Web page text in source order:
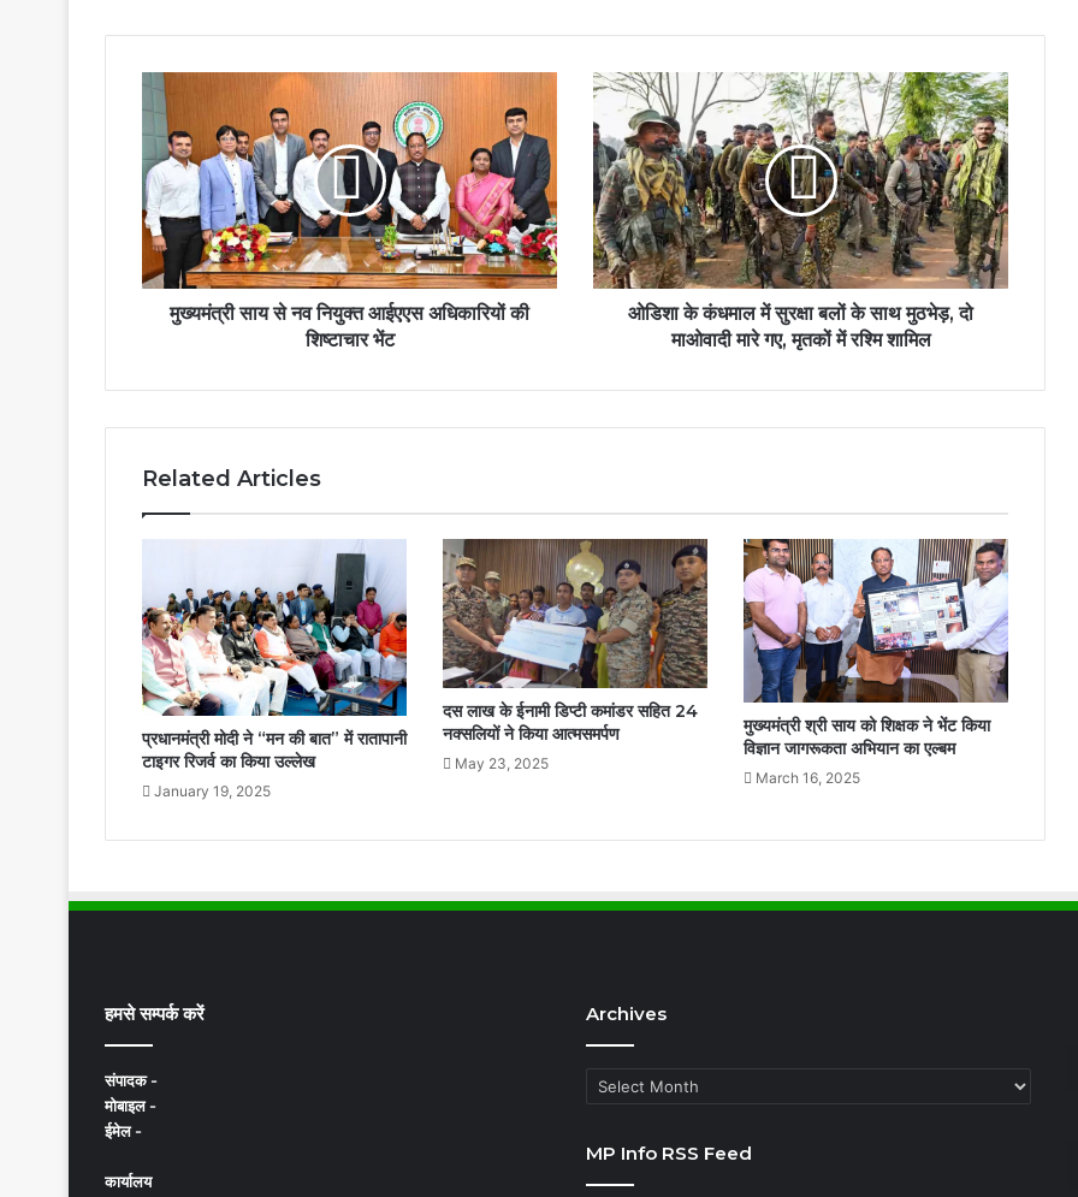
मुख्यमंत्री साय से नव नियुक्त आईएएस अधिकारियों की
शिष्टाचार भेंट
ओडिशा के कंधमाल में सुरक्षा बलों के साथ मुठभेड़, दो
माओवादी मारे गए, मृतकों में रश्मि शामिल
Related Articles
प्रधानमंत्री मोदी ने “मन की बात” में रातापानी
टाइगर रिजर्व का किया उल्लेख
January 19, 2025
दस लाख के ईनामी डिप्टी कमांडर सहित 24
नक्सलियों ने किया आत्मसमर्पण
May 23, 2025
मुख्यमंत्री श्री साय को शिक्षक ने भेंट किया
विज्ञान जागरूकता अभियान का एल्बम
March 16, 2025
हमसे सम्पर्क करें
संपादक -
मोबाइल -
ईमेल -
कार्यालय
Archives
Archives
MP Info RSS Feed